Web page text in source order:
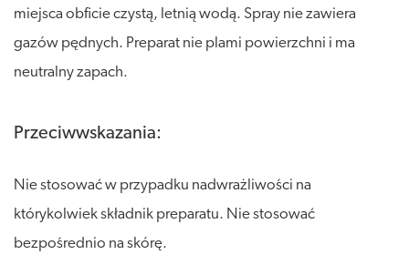
miejsca obficie czystą, letnią wodą. Spray nie zawiera
gazów pędnych. Preparat nie plami powierzchni i ma
neutralny zapach.
Przeciwwskazania:
Nie stosować w przypadku nadwrażliwości na
którykolwiek składnik preparatu. Nie stosować
bezpośrednio na skórę.